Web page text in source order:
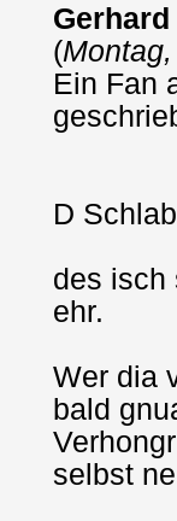
Gerhard
(
Ein Fan
D
des isch
ehr.
Wer dia
bald
selbst